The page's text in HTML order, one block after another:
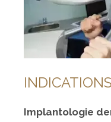
INDICATIONS
Implantologie